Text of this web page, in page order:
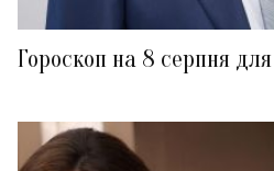
Гороскоп на 8 серпня для